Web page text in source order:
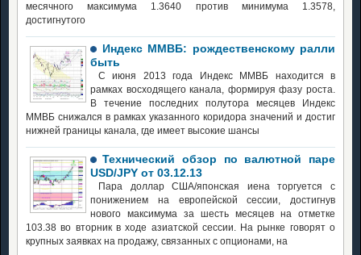
месячного максимума 1.3640 против минимума 1.3578,
достигнутого
Индекс ММВБ: рождественскому ралли
быть
С июня 2013 года Индекс ММВБ находится в
рамках восходящего канала, формируя фазу роста.
В течение последних полутора месяцев Индекс
ММВБ снижался в рамках указанного коридора значений и достиг
нижней границы канала, где имеет высокие шансы
Технический обзор по валютной паре
USD/JPY от 03.12.13
Пара доллар США/японская иена торгуется с
понижением на европейской сессии, достигнув
нового максимума за шесть месяцев на отметке
103.38 во вторник в ходе азиатской сессии. На рынке говорят о
крупных заявках на продажу, связанных с опционами, на